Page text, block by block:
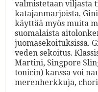
valmistetaan viljasta
katajanmarjoista.
käyttää myös muita
suomalaista
juomasekoituksissa.
veden sekoitus.
Martini, Singpore
tonicin) kanssa voi
merenherkkuja,